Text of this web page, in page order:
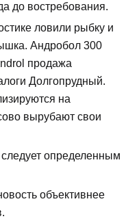
до востребования.
ловили рыбку и
Андробол 300
продажа
Долгопрудный.
на
вырубают свои
следует определенным
объективнее